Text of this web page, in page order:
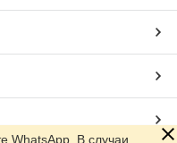
WhatsApp. В случаи